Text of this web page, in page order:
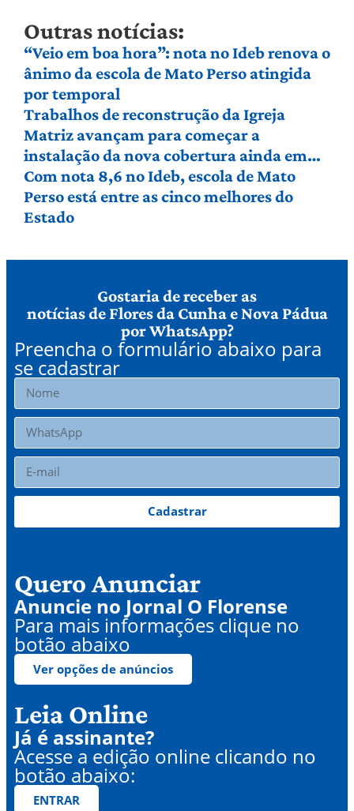
Outras notícias:
“Veio em boa hora”: nota no Ideb renova o
ânimo da escola de Mato Perso atingida
por temporal
Trabalhos de reconstrução da Igreja
Matriz avançam para começar a
instalação da nova cobertura ainda em
agosto
Com nota 8,6 no Ideb, escola de Mato
Perso está entre as cinco melhores do
Estado
Gostaria de receber as
notícias de Flores da Cunha e Nova Pádua
por WhatsApp?
Preencha o formulário abaixo para
se cadastrar
Cadastrar
Quero Anunciar
Anuncie no Jornal O Florense
Para mais informações clique no
botão abaixo
Ver opções de anúncios
Leia Online
Já é assinante?
Acesse a edição online clicando no
botão abaixo:
ENTRAR